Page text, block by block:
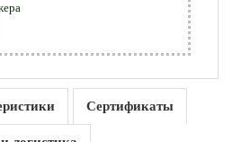
Сертификаты